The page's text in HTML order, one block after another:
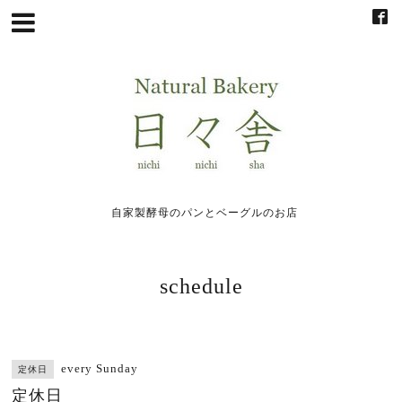
自家製酵母のパンとベーグルのお店
schedule
定休日 every Sunday
定休日